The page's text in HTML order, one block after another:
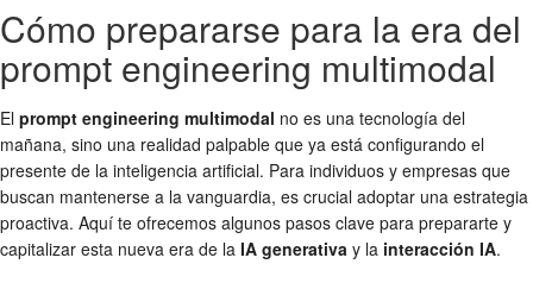
Cómo prepararse para la era del
prompt engineering multimodal
El prompt engineering multimodal no es una tecnología del
mañana, sino una realidad palpable que ya está configurando el
presente de la inteligencia artificial. Para individuos y empresas que
buscan mantenerse a la vanguardia, es crucial adoptar una estrategia
proactiva. Aquí te ofrecemos algunos pasos clave para prepararte y
capitalizar esta nueva era de la IA generativa y la interacción IA.